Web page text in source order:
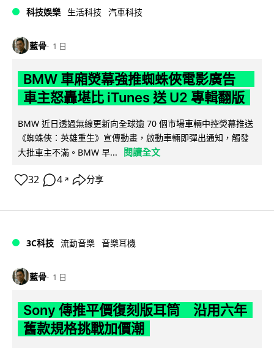
科技娛樂 生活科技 汽車科技
藍骨 1 日
BMW 車廂熒幕強推蜘蛛俠電影廣告
車主怒轟堪比 iTunes 送 U2 專輯翻版
BMW 近日透過無線更新向全球逾 70 個市場車輛中控熒幕推送
《蜘蛛俠：英雄重生》宣傳動畫，啟動車輛即彈出通知，觸發
大批車主不滿。BMW 早...
閱讀全文
32 4 ↗ 分享
3C科技 流動音樂 音樂耳機
藍骨 1 日
Sony 傳推平價復刻版耳筒 沿用六年
舊款規格挑戰加價潮